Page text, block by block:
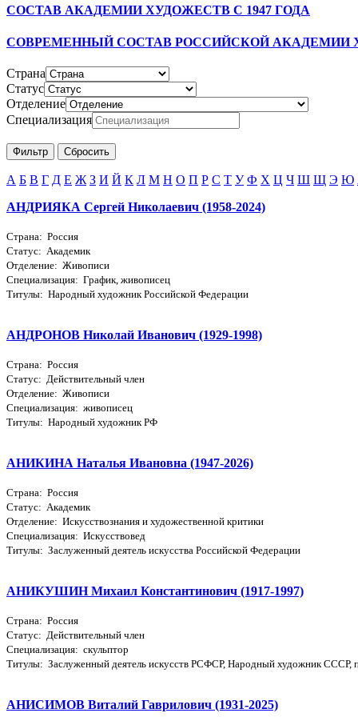
СОСТАВ АКАДЕМИИ ХУДОЖЕСТВ С 1947 ГОДА
СОВРЕМЕННЫЙ СОСТАВ РОССИЙСКОЙ АКАДЕМИИ
Страна
Статус
Отделение
Специализация
А Б В Г Д Е Ж З И Й К Л М Н О П Р С Т У Ф Х Ц Ч Ш Щ Э Ю
АНДРИЯКА Сергей Николаевич (1958-2024)
Страна: Россия
Статус: Академик
Отделение: Живописи
Специализация: График, живописец
Титулы: Народный художник Российской Федерации
АНДРОНОВ Николай Иванович (1929-1998)
Страна: Россия
Статус: Действительный член
Отделение: Живописи
Специализация: живописец
Титулы: Народный художник РФ
АНИКИНА Наталья Ивановна (1947-2026)
Страна: Россия
Статус: Академик
Отделение: Искусствознания и художественной критики
Специализация: Искусствовед
Титулы: Заслуженный деятель искусства Российской Федерации
АНИКУШИН Михаил Константинович (1917-1997)
Страна: Россия
Статус: Действительный член
Специализация: скульптор
Титулы: Заслуженный деятель искусств РСФСР, Народный художник СССР,
АНИСИМОВ Виталий Гаврилович (1931-2025)